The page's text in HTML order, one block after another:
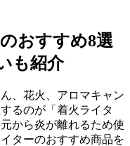
おすすめ8選
も紹介
、花火、アロマキャン
るのが「着火ライタ
から炎が離れるため使
ターのおすすめ商品を